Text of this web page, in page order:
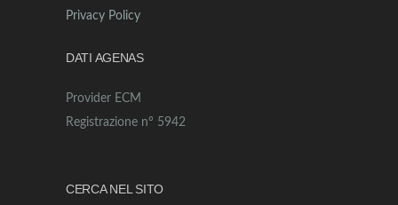
Privacy Policy
DATI AGENAS
Provider ECM
Registrazione n° 5942
CERCA NEL SITO